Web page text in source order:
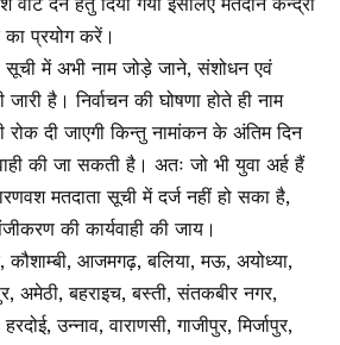
प्रयोग करें।
सूची में अभी नाम जोड़े जाने, संशोधन एवं
है। निर्वाचन की घोषणा होते ही नाम
रोक दी जाएगी किन्तु नामांकन के अंतिम दिन
की जा सकती है। अतः जो भी युवा अर्ह हैं
मतदाता सूची में दर्ज नहीं हो सका है,
की कार्यवाही की जाय।
आजमगढ़, बलिया, मऊ, अयोध्या,
अमेठी, बहराइच, बस्ती, संतकबीर नगर,
उन्नाव, वाराणसी, गाजीपुर, मिर्जापुर,